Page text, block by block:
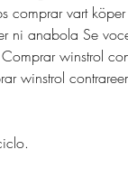
comprar vart
ni anabola Se
winstrol
winstrol